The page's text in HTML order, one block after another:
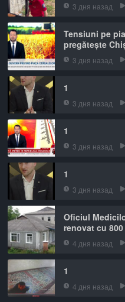
3 дня назад
Tensiuni pe
pregătește
3 дня назад
1
3 дня назад
1
3 дня назад
1
3 дня назад
Oficiul
renovat cu
4 дня назад
1
4 дня назад